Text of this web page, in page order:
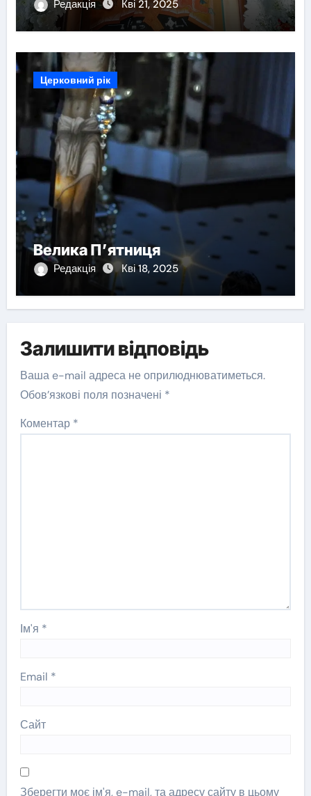
Редакція Кві 21, 2025
Церковний рік
Велика П’ятниця
Редакція Кві 18, 2025
Залишити відповідь
Ваша e-mail адреса не оприлюднюватиметься.
Обов’язкові поля позначені *
Коментар *
Ім'я *
Email *
Сайт
Зберегти моє ім'я, e-mail, та адресу сайту в цьому